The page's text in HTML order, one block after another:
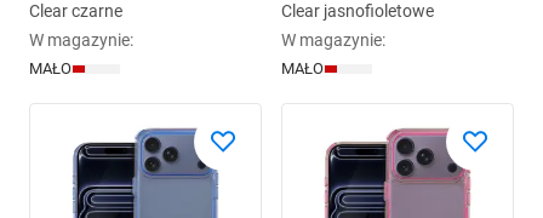
Clear czarne
W magazynie:
MAŁO
Clear jasnofioletowe
W magazynie:
MAŁO